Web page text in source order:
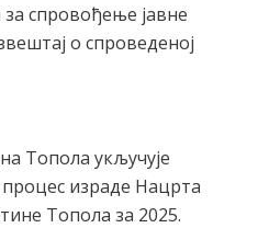
за спровођење јавне
о спроведеној
Топола укључује
израде Нацрта
Топола за 2025.